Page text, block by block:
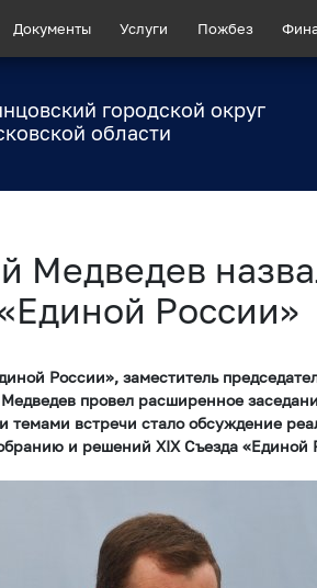
Документы Услуги Пожбез
городской округ
области
Медведев
России»
России», заместитель
провел расширенное
темами встречи стало обсуждение
и решений XIX Съезда «Единой